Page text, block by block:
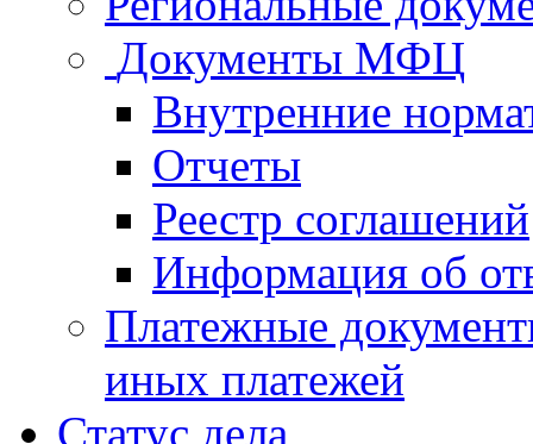
Документы МФЦ
Внутренние
Отчеты
Реестр соглашений
Информация об
Платежные
иных платежей
Статус дела